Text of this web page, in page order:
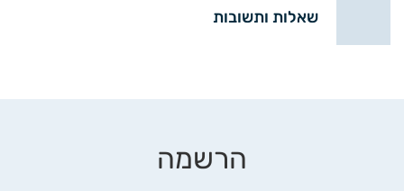
שאלות ותשובות
הרשמה